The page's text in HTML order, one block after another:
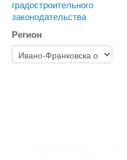
градостроительного
законодательства
Регион